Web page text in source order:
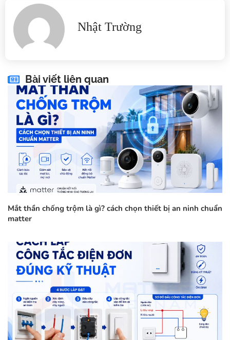
Nhật Trường
Bài viết liên quan
Mắt thần chống trộm là gì? cách chọn thiết bị an ninh chuẩn
matter